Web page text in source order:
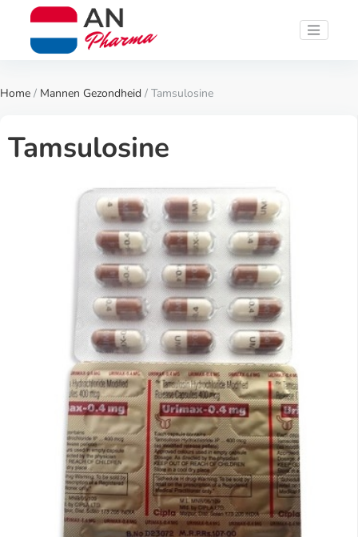
Home / Mannen Gezondheid / Tamsulosine
Tamsulosine